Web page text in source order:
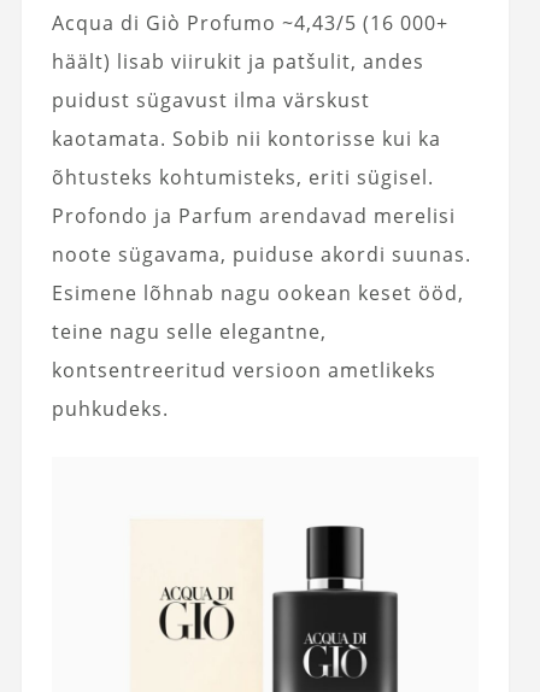
Acqua di Giò Profumo ~4,43/5 (16 000+
häält) lisab viirukit ja patšulit, andes
puidust sügavust ilma värskust
kaotamata. Sobib nii kontorisse kui ka
õhtusteks kohtumisteks, eriti sügisel.
Profondo ja Parfum arendavad merelisi
noote sügavama, puiduse akordi suunas.
Esimene lõhnab nagu ookean keset ööd,
teine nagu selle elegantne,
kontsentreeritud versioon ametlikeks
puhkudeks.